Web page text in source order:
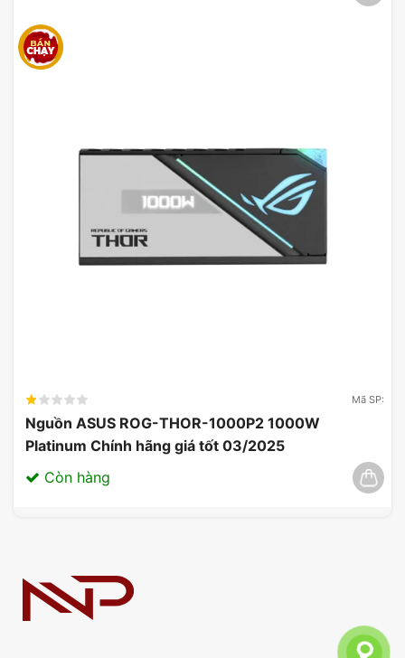
Mã SP:
Nguồn ASUS ROG-THOR-1000P2 1000W
Platinum Chính hãng giá tốt 03/2025
Còn hàng